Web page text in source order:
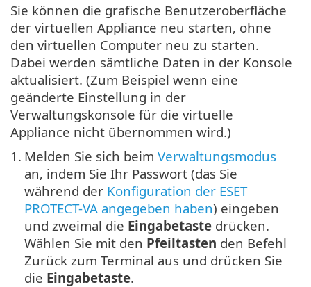
Sie können die grafische Benutzeroberfläche
der virtuellen Appliance neu starten, ohne
den virtuellen Computer neu zu starten.
Dabei werden sämtliche Daten in der Konsole
aktualisiert. (Zum Beispiel wenn eine
geänderte Einstellung in der
Verwaltungskonsole für die virtuelle
Appliance nicht übernommen wird.)
1. Melden Sie sich beim Verwaltungsmodus
an, indem Sie Ihr Passwort (das Sie
während der Konfiguration der ESET
PROTECT-VA angegeben haben) eingeben
und zweimal die Eingabetaste drücken.
Wählen Sie mit den Pfeiltasten den Befehl
Zurück zum Terminal aus und drücken Sie
die Eingabetaste.